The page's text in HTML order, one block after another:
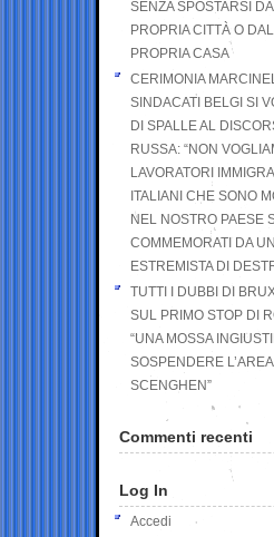
SENZA SPOSTARSI
PROPRIA CITTÀ O
PROPRIA CASA
CERIMONIA
SINDACATI BELGI SI
DI SPALLE AL
RUSSA: “NON
LAVORATORI
ITALIANI CHE SONO
NEL NOSTRO PAESE
COMMEMORATI DA UN
ESTREMISTA DI
TUTTI I DUBBI DI
SUL PRIMO STOP DI
“UNA MOSSA
SOSPENDERE L’AREA
SCENGHEN”
Commenti recenti
Log In
Accedi